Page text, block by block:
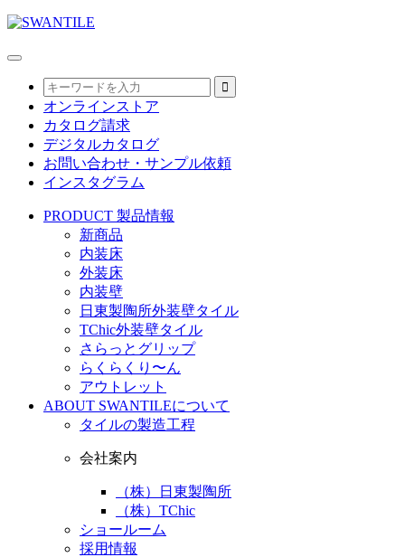
オンラインストア
カタログ請求
デジタルカタログ
お問い合わせ・サンプル依頼
インスタグラム
PRODUCT 製品情報
新商品
内装床
外装床
内装壁
日東製陶所外装壁タイル
TChic外装壁タイル
さらっとグリップ
らくらくり〜ん
アウトレット
ABOUT SWANTILEについて
タイルの製造工程
会社案内
（株）日東製陶所
（株）TChic
ショールーム
採用情報